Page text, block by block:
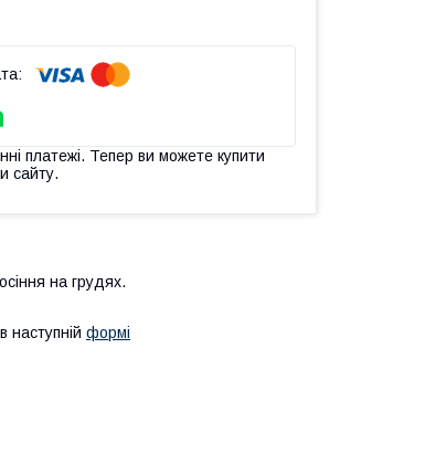
платежі. Тепер ви можете купити
сайту.
на грудях.
наступній формі